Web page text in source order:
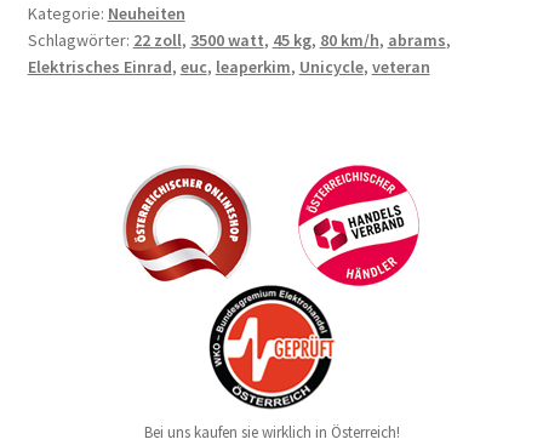
Kategorie: Neuheiten
Schlagwörter: 22 zoll, 3500 watt, 45 kg, 80 km/h, abrams,
Elektrisches Einrad, euc, leaperkim, Unicycle, veteran
Bei uns kaufen sie wirklich in Österreich!